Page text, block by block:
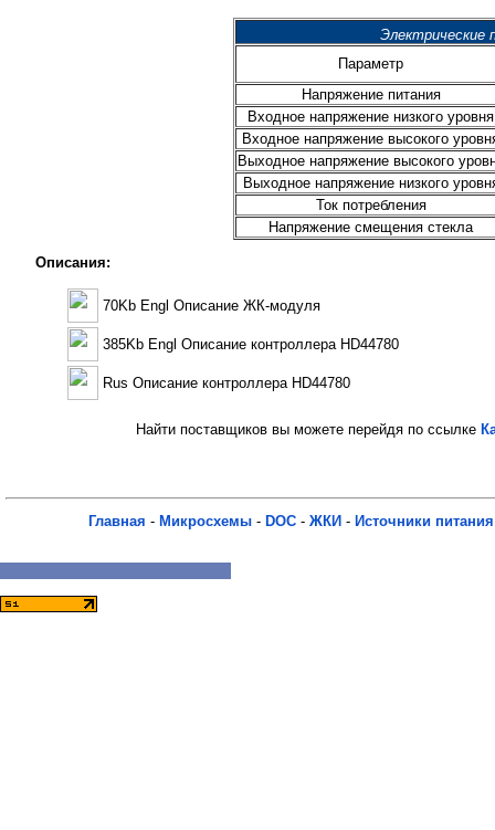
Электрические
Параметр
Напряжение питания
Входное напряжение низкого уровня
Входное напряжение высокого
Выходное напряжение высокого
Выходное напряжение низкого
Ток потребления
Напряжение смещения стекла
Описания:
70Kb Engl Описание ЖК-модуля
385Kb Engl Описание контроллера HD44780
Rus Описание контроллера HD44780
Найти поставщиков вы можете перейдя по ссылке
Главная - Микросхемы - DOC - ЖКИ - Источники питания